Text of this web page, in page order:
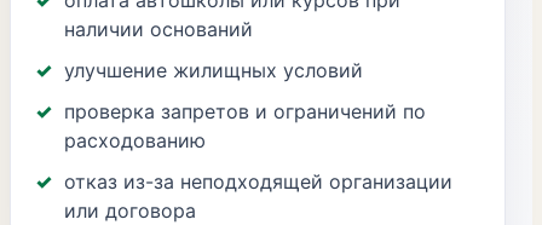
наличии оснований
улучшение жилищных условий
проверка запретов и ограничений по
расходованию
отказ из-за неподходящей организации
или договора